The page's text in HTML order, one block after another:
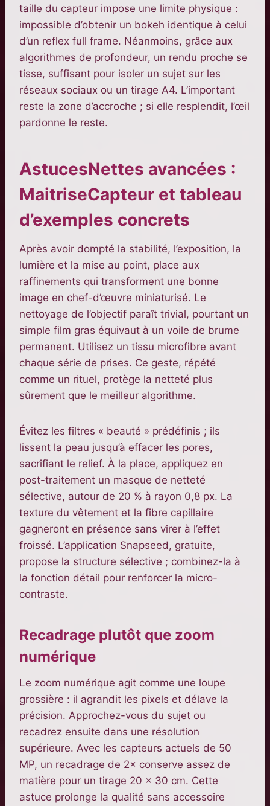
taille du capteur impose une limite physique :
impossible d’obtenir un bokeh identique à celui
d’un reflex full frame. Néanmoins, grâce aux
algorithmes de profondeur, un rendu proche se
tisse, suffisant pour isoler un sujet sur les
réseaux sociaux ou un tirage A4. L’important
reste la zone d’accroche ; si elle resplendit, l’œil
pardonne le reste.
AstucesNettes avancées :
MaitriseCapteur et tableau
d’exemples concrets
Après avoir dompté la stabilité, l’exposition, la
lumière et la mise au point, place aux
raffinements qui transforment une bonne
image en chef-d’œuvre miniaturisé. Le
nettoyage de l’objectif paraît trivial, pourtant un
simple film gras équivaut à un voile de brume
permanent. Utilisez un tissu microfibre avant
chaque série de prises. Ce geste, répété
comme un rituel, protège la netteté plus
sûrement que le meilleur algorithme.
Évitez les filtres « beauté » prédéfinis ; ils
lissent la peau jusqu’à effacer les pores,
sacrifiant le relief. À la place, appliquez en
post-traitement un masque de netteté
sélective, autour de 20 % à rayon 0,8 px. La
texture du vêtement et la fibre capillaire
gagneront en présence sans virer à l’effet
froissé. L’application Snapseed, gratuite,
propose la structure sélective ; combinez-la à
la fonction détail pour renforcer la micro-
contraste.
Recadrage plutôt que zoom
numérique
Le zoom numérique agit comme une loupe
grossière : il agrandit les pixels et délave la
précision. Approchez-vous du sujet ou
recadrez ensuite dans une résolution
supérieure. Avec les capteurs actuels de 50
MP, un recadrage de 2× conserve assez de
matière pour un tirage 20 × 30 cm. Cette
astuce prolonge la qualité sans accessoire